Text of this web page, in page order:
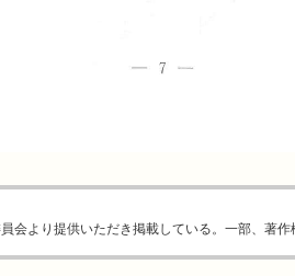
会より提供いただき掲載している。一部、著